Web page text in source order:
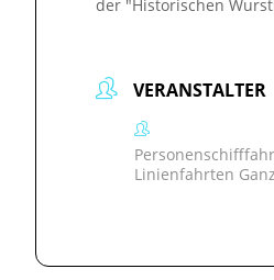
der "Historischen
VERANSTALTER
Linienfahrten